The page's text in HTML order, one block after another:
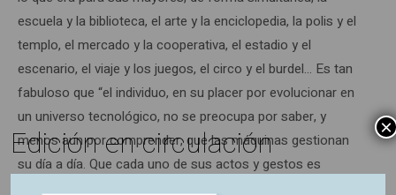
escuela y la biblioteca, el arte y la enciclopedia, la polis y el
templo, el mercado y la cooperativa, el estadio y el
escenario, el viaje y los juegos, el circo y el burdel… Es tan
fabuloso que “el individuo, en su placer por evolucionar en
un universo tecnológico, no se preocupa por saber, y
menos aun por comprender, que las máquinas gestionan
su día a día. Que cada uno de sus actos y gestos es
Edición en circulación ×